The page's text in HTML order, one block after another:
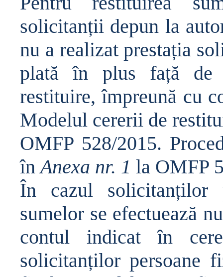
solicitanții depun la
nu a realizat prestația
platăîn plus față de
restituire, împreună cu
Modelul cererii de
OMFP 528/2015.
înAnexa nr. 1 la OMFP
În cazul solicitanților
sumelor se efectuează
contul indicat în
solicitanților persoane